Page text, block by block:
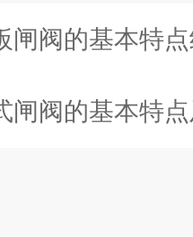
闸阀的基本特
闸阀的基本特